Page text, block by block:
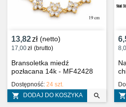
13,82zł (netto)
17,00zł (brutto)
Bransoletka miedź
pozłacana 14k - MF42428
Dostępność: 24 szt.
 DODAJ DO KOSZYKA  